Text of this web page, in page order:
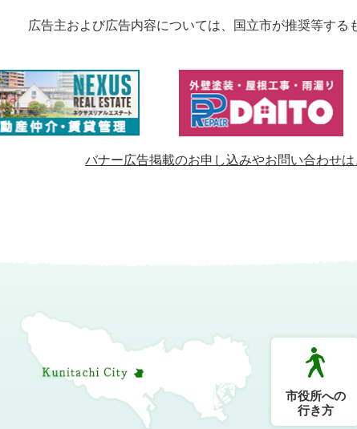
広告主および広告内容については、 国立市が推奨等する
バナー広告掲載のお申し込みやお問い合わせは
市役所への
行き方